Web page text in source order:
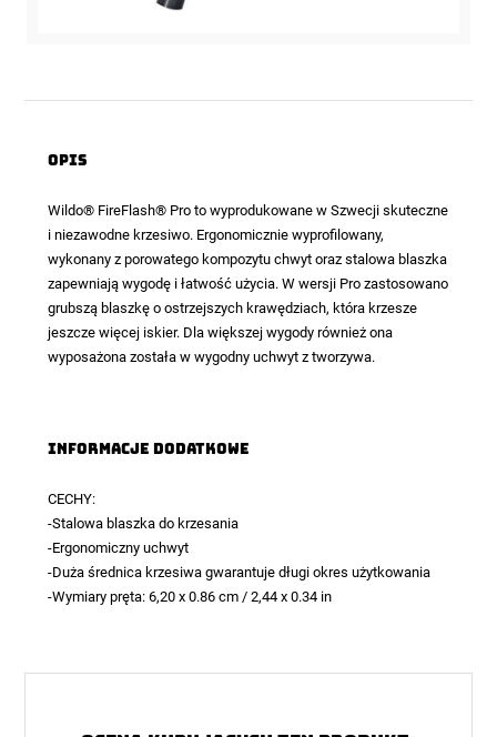
Opis
Wildo® FireFlash® Pro to wyprodukowane w Szwecji skuteczne
i niezawodne krzesiwo. Ergonomicznie wyprofilowany,
wykonany z porowatego kompozytu chwyt oraz stalowa blaszka
zapewniają wygodę i łatwość użycia. W wersji Pro zastosowano
grubszą blaszkę o ostrzejszych krawędziach, która krzesze
jeszcze więcej iskier. Dla większej wygody również ona
wyposażona została w wygodny uchwyt z tworzywa.
Informacje dodatkowe
CECHY:
-Stalowa blaszka do krzesania
-Ergonomiczny uchwyt
-Duża średnica krzesiwa gwarantuje długi okres użytkowania
-Wymiary pręta: 6,20 x 0.86 cm / 2,44 x 0.34 in